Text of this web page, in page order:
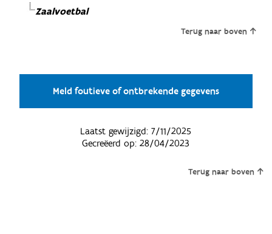
Zaalvoetbal
Terug naar boven
Meld foutieve of ontbrekende gegevens
Laatst gewijzigd:7/11/2025
Gecreëerd op:28/04/2023
Terug naar boven